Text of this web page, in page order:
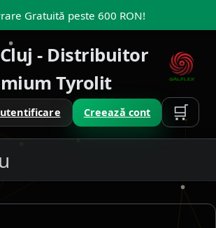
Gratuită peste 600 RON!
- Distribuitor
Tyrolit
Creează cont 🛒